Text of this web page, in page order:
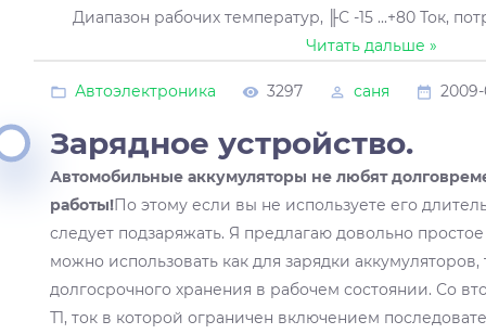
Диапазон рабочих температур, ╟С -15 ...+80 Ток,
Читать дальше »
Автоэлектроника 3297 саня
Зарядное устройство.
Автомобильные аккумуляторы не любят
работы!По этому если вы не используете его
следует подзаряжать. Я предлагаю довольно
можно использовать как для зарядки аккумуляторов,
долгосрочного хранения в рабочем состоянии. Со
Т1, ток в которой ограничен включением